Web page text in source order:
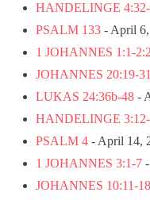
HANDELINGE
PSALM 133 - April 6,
1 JOHANNES 1:1-2:2
JOHANNES 20:19-31
LUKAS 24:36b-48 -
HANDELINGE
PSALM 4 - April 14,
1 JOHANNES 3:1-7
JOHANNES 10:11-18